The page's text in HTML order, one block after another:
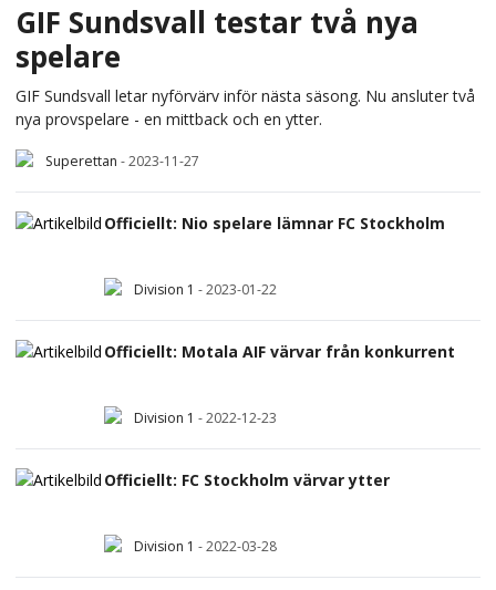
GIF Sundsvall testar två nya
spelare
GIF Sundsvall letar nyförvärv inför nästa säsong. Nu ansluter två
nya provspelare - en mittback och en ytter.
Superettan -2023-11-27
Officiellt: Nio spelare lämnar FC Stockholm
Division 1 -2023-01-22
Officiellt: Motala AIF värvar från konkurrent
Division 1 -2022-12-23
Officiellt: FC Stockholm värvar ytter
Division 1 -2022-03-28